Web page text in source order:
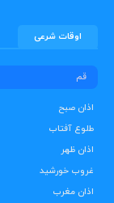
اوقات شرعی
اذان صبح
طلوع آفتاب
اذان ظهر
غروب خورشید
اذان مغرب